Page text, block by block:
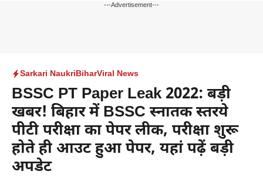
---Advertisement---
Sarkari NaukriBiharViral News
BSSC PT Paper Leak 2022: बड़ी
खबर! बिहार में BSSC स्नातक स्तरये
पीटी परीक्षा का पेपर लीक, परीक्षा शुरू
होते ही आउट हुआ पेपर, यहां पढ़ें बड़ी
अपडेट